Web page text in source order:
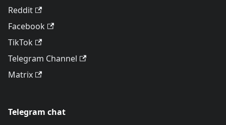
Reddit
Facebook
TikTok
Telegram Channel
Matrix
Telegram chat